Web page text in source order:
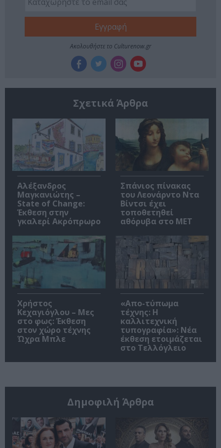
Ακολουθήστε το Culturenow.gr
Σχετικά Άρθρα
Αλέξανδρος
Μαγκανιώτης –
State of Change:
Έκθεση στην
γκαλερί Ακρόπρωρο
Σπάνιος πίνακας
του Λεονάρντο Ντα
Βίντσι έχει
τοποθετηθεί
αθόρυβα στο MET
Χρήστος
Κεχαγιόγλου – Μες
στο φως: Έκθεση
στον χώρο τέχνης
Ώχρα Μπλε
«Απο-τύπωμα
τέχνης: H
καλλιτεχνική
τυπογραφία»: Νέα
έκθεση ετοιμάζεται
στο Τελλόγλειο
Δημοφιλή Άρθρα